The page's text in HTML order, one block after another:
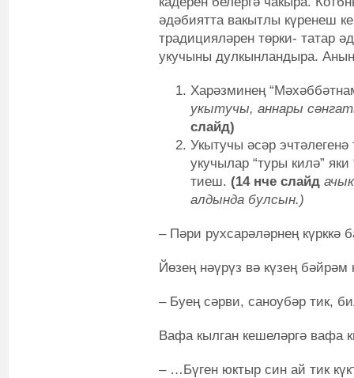
әдәбиятта вакытлы күренеш
традицияләрен төрки- татар
укучыны дулкынландыра.
Харәзминең
укытучы, аннары
слайд)
Укытучы әсәр
укучылар “туры килә”
тиеш. (14 нче слайд
алдында булсын.)
– Пәри рухсарәләрнең күрккә
Йөзең нәүрүз вә күзең
– Буең сәрви, саноубәр тик,
Вафа кылган кешеләргә
– …Бүген юктыр син ай тик